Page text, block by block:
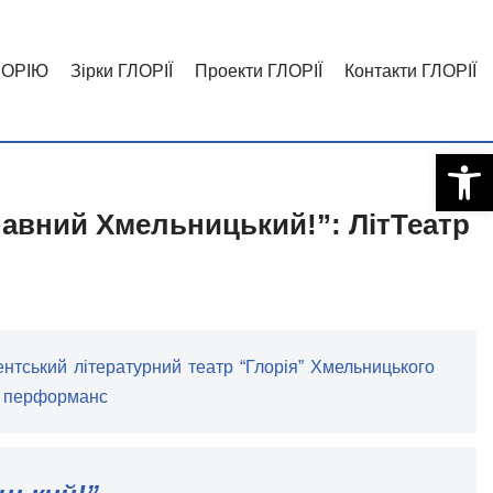
Зірки ГЛОРІЇ Проекти ГЛОРІЇ Контакти ГЛОРІЇ
Хмельницький!”: ЛітТеатр
літературний театр “Глорія” Хмельницького
перформанс